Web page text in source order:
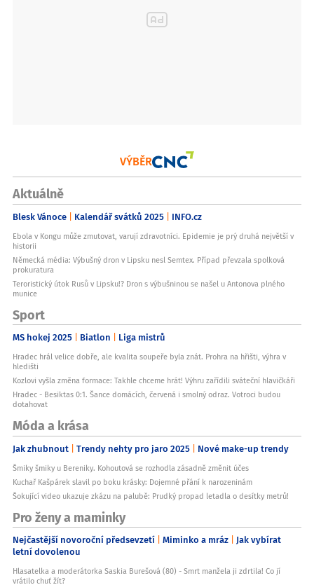
VÝBĚR
Aktuálně
Blesk Vánoce Kalendář svátků 2025 INFO.cz
Ebola v Kongu může zmutovat, varují zdravotníci. Epidemie je prý druhá největší v
historii
Německá média: Výbušný dron v Lipsku nesl Semtex. Případ převzala spolková
prokuratura
Teroristický útok Rusů v Lipsku!? Dron s výbušninou se našel u Antonova plného
munice
Sport
MS hokej 2025 Biatlon Liga mistrů
Hradec hrál velice dobře, ale kvalita soupeře byla znát. Prohra na hřišti, výhra v
hledišti
Kozlovi vyšla změna formace: Takhle chceme hrát! Výhru zařídili sváteční hlavičkáři
Hradec - Besiktas 0:1. Šance domácích, červená i smolný odraz. Votroci budou
dotahovat
Móda a krása
Jak zhubnout Trendy nehty pro jaro 2025 Nové make-up trendy
Šmiky šmiky u Bereniky. Kohoutová se rozhodla zásadně změnit účes
Kuchař Kašpárek slavil po boku krásky: Dojemné přání k narozeninám
Šokující video ukazuje zkázu na palubě: Prudký propad letadla o desítky metrů!
Pro ženy a maminky
Nejčastější novoroční předsevzetí Miminko a mráz Jak vybírat
letní dovolenou
Hlasatelka a moderátorka Saskia Burešová (80) - Smrt manžela ji zdrtila! Co jí
vrátilo chuť žít?